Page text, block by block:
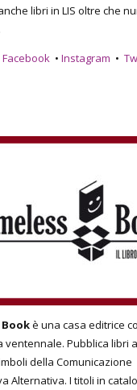
libri in LIS oltre che
Facebook • Instagram •
Bookè una casa editrice
ventennale. Pubblica libri
della Comunicazione
Alternativa. I titoli in